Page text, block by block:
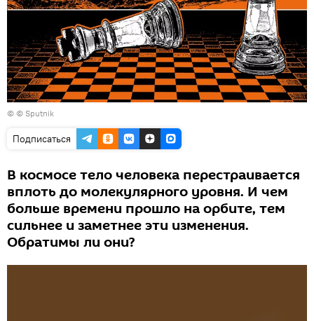
© © Sputnik
Подписаться
В космосе тело человека перестраивается
вплоть до молекулярного уровня. И чем
больше времени прошло на орбите, тем
сильнее и заметнее эти изменения.
Обратимы ли они?